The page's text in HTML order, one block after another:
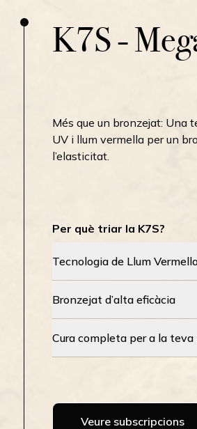
K7S -
Més que un bronzejat: Una
UV i llum vermella per un
l’elasticitat.
Per què triar la K7S?
Tecnologia de Llum
Bronzejat d’alta eficàcia
Cura completa per a la teva
Veure subscripcions